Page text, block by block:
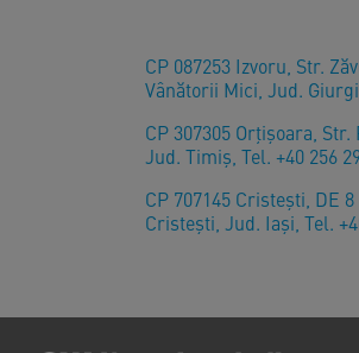
CP 087253 Izvoru, Str.
Vânătorii Mici, Jud.
CP 307305 Orţişoara,
Jud. Timiş, Tel. +40 256
CP 707145 Cristești, DE
Cristești, Jud. Iași, Tel.